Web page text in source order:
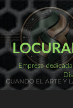
Saltar
contenido
Empresa